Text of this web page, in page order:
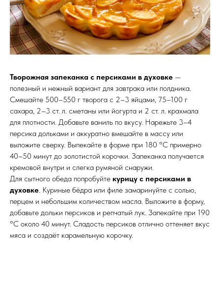
Творожная запеканка с персиками в духовке —
полезный и нежный вариант для завтрака или полдника.
Смешайте 500–550 г творога с 2–3 яйцами, 75–100 г
сахара, 2–3 ст. л. сметаны или йогурта и 2 ст. л. крахмала
для плотности. Добавьте ваниль по вкусу. Нарежьте 3–4
персика дольками и аккуратно вмешайте в массу или
выложите сверху. Выпекайте в форме при 180 °C примерно
40–50 минут до золотистой корочки. Запеканка получается
кремовой внутри и слегка румяной снаружи.
Для сытного обеда попробуйте курицу с персиками в
духовке. Куриные бёдра или филе замаринуйте с солью,
перцем и небольшим количеством масла. Выложите в форму,
добавьте дольки персиков и репчатый лук. Запекайте при 190
°C около 40 минут. Сладость персиков отлично оттеняет вкус
мяса и создаёт карамельную корочку.